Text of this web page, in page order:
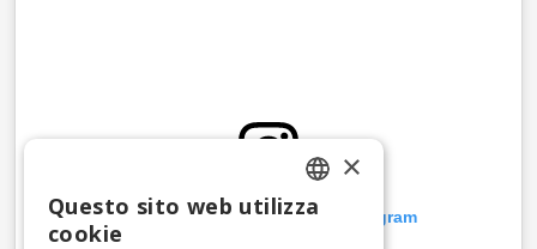
Visualizza questo post su Instagram
ENGLISH
×
Questo sito web utilizza
cookie